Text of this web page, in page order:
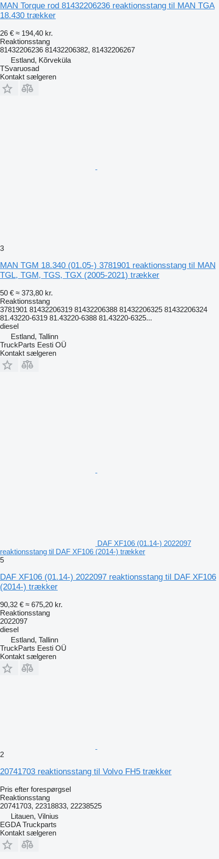
MAN Torque rod 81432206236 reaktionsstang til MAN TGA
18.430 trækker
26 € ≈ 194,40 kr.
Reaktionsstang
81432206236 81432206382, 81432206267
Estland, Kõrveküla
TSvaruosad
Kontakt sælgeren
3
MAN TGM 18.340 (01.05-) 3781901 reaktionsstang til MAN
TGL, TGM, TGS, TGX (2005-2021) trækker
50 € ≈ 373,80 kr.
Reaktionsstang
3781901 81432206319 81432206388 81432206325 81432206324
81.43220-6319 81.43220-6388 81.43220-6325...
diesel
Estland, Tallinn
TruckParts Eesti OÜ
Kontakt sælgeren
DAF XF106 (01.14-) 2022097
reaktionsstang til DAF XF106 (2014-) trækker
5
DAF XF106 (01.14-) 2022097 reaktionsstang til DAF XF106
(2014-) trækker
90,32 € ≈ 675,20 kr.
Reaktionsstang
2022097
diesel
Estland, Tallinn
TruckParts Eesti OÜ
Kontakt sælgeren
2
20741703 reaktionsstang til Volvo FH5 trækker
Pris efter forespørgsel
Reaktionsstang
20741703, 22318833, 22238525
Litauen, Vilnius
EGDA Truckparts
Kontakt sælgeren